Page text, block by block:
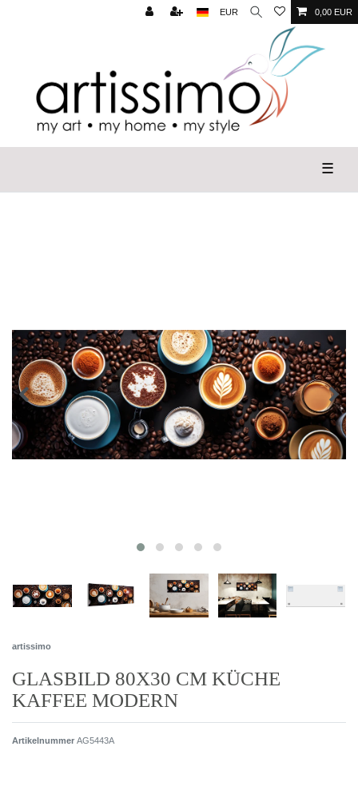
EUR 0,00 EUR
☰
artissimo
GLASBILD 80X30 CM KÜCHE
KAFFEE MODERN
Artikelnummer AG5443A